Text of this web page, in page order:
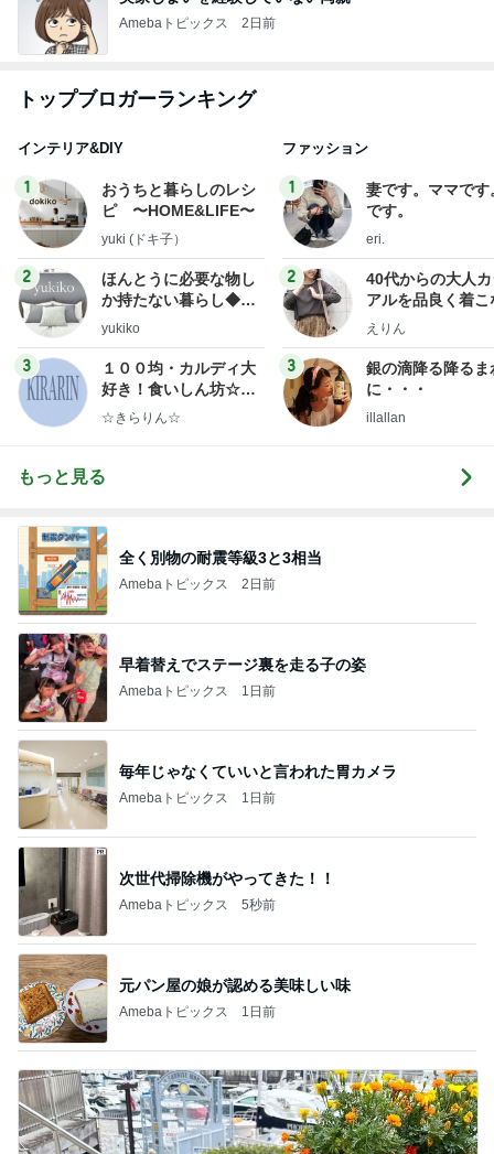
Amebaトピックス 2日前
トップブロガーランキング
インテリア&DIY
1
おうちと暮らしのレシ
ピ 〜HOME&LIFE〜
yuki (ドキ子）
2
ほんとうに必要な物し
か持たない暮らし◆Ke
ep Life Simple◆〜イ
yukiko
3
１００均・カルディ大
好き！食いしん坊☆き
らりん☆のブログ
☆きらりん☆
ファッション
1
妻です。ママです
です。
eri.
2
40代からの大人
アルを品良く着こ
ファッションブロ
えりん
3
銀の滴降る降るま
に・・・
illallan
もっと見る
全く別物の耐震等級3と3相当
Amebaトピックス 2日前
早着替えでステージ裏を走る子の姿
Amebaトピックス 1日前
毎年じゃなくていいと言われた胃カメラ
Amebaトピックス 1日前
次世代掃除機がやってきた！！
Amebaトピックス 5秒前
元パン屋の娘が認める美味しい味
Amebaトピックス 1日前